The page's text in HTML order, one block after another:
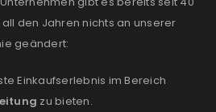
den Jahren nichts an unserer
geändert:
Einkaufserlebnis im Bereich
zu bieten.